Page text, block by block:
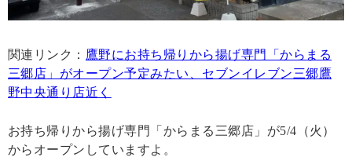
関連リンク： 鷹野にお持ち帰りから揚げ専門「からまる
三郷店」がオープン予定みたい、セブンイレブン三郷鷹
野中央通り店近く
お持ち帰りから揚げ専門「からまる三郷店」が5/4（火）
からオープンしていますよ。